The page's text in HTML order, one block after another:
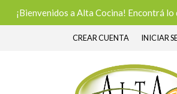
¡Bienvenidos a Alta Cocina! Encontrá lo
CREAR CUENTA INICIAR